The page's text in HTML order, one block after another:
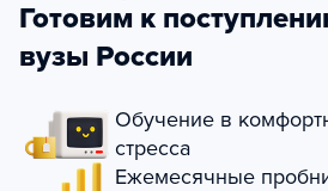
Готовим к
вузы России
Обучение в
стресса
Ежемесячные